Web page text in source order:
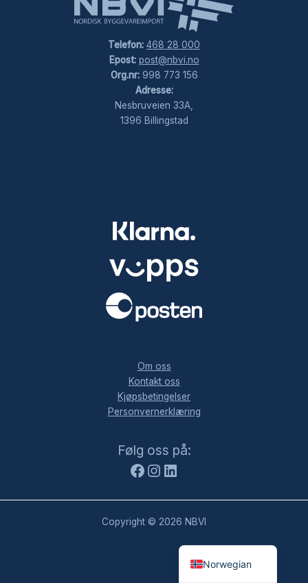
Telefon: 468 28 000
Epost: post@nbvi.no
Org.nr:998 773 156
Adresse:
Nesbruveien 33A,
1396 Billingstad
Om oss
Kontakt oss
Kjøpsbetingelser
Personvernerklæring
Følg oss på:
Facebook
Instagram
LinkedIn
Copyright © 2026 NBVI
Norwegian